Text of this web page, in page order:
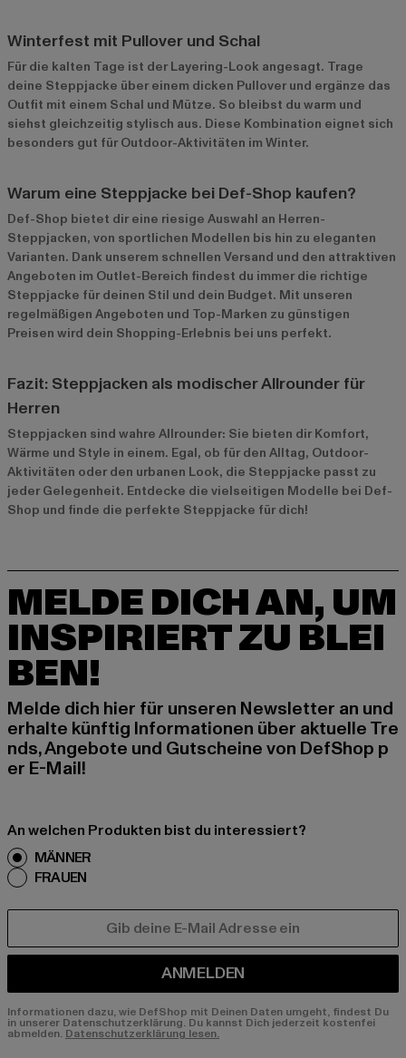
Winterfest mit Pullover und Schal
Für die kalten Tage ist der Layering-Look angesagt. Trage
deine Steppjacke über einem dicken Pullover und ergänze das
Outfit mit einem Schal und Mütze. So bleibst du warm und
siehst gleichzeitig stylisch aus. Diese Kombination eignet sich
besonders gut für Outdoor-Aktivitäten im Winter.
Warum eine Steppjacke bei Def-Shop kaufen?
Def-Shop bietet dir eine riesige Auswahl an Herren-
Steppjacken, von sportlichen Modellen bis hin zu eleganten
Varianten. Dank unserem schnellen Versand und den attraktiven
Angeboten im Outlet-Bereich findest du immer die richtige
Steppjacke für deinen Stil und dein Budget. Mit unseren
regelmäßigen Angeboten und Top-Marken zu günstigen
Preisen wird dein Shopping-Erlebnis bei uns perfekt.
Fazit: Steppjacken als modischer Allrounder für
Herren
Steppjacken sind wahre Allrounder: Sie bieten dir Komfort,
Wärme und Style in einem. Egal, ob für den Alltag, Outdoor-
Aktivitäten oder den urbanen Look, die Steppjacke passt zu
jeder Gelegenheit. Entdecke die vielseitigen Modelle bei Def-
Shop und finde die perfekte Steppjacke für dich!
MELDE DICH AN, UM
INSPIRIERT ZU BLEI
BEN!
Melde dich hier für unseren Newsletter an und
erhalte künftig Informationen über aktuelle Tre
nds, Angebote und Gutscheine von DefShop p
er E-Mail!
An welchen Produkten bist du interessiert?
MÄNNER
FRAUEN
ANMELDEN
Informationen dazu, wie DefShop mit Deinen Daten umgeht, findest Du
in unserer Datenschutzerklärung. Du kannst Dich jederzeit kostenfei
abmelden. Datenschutzerklärung lesen.